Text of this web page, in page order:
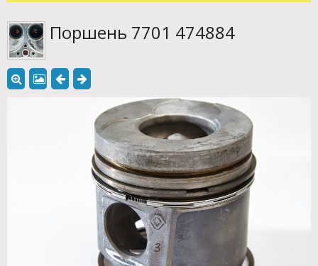
Поршень 7701 474884